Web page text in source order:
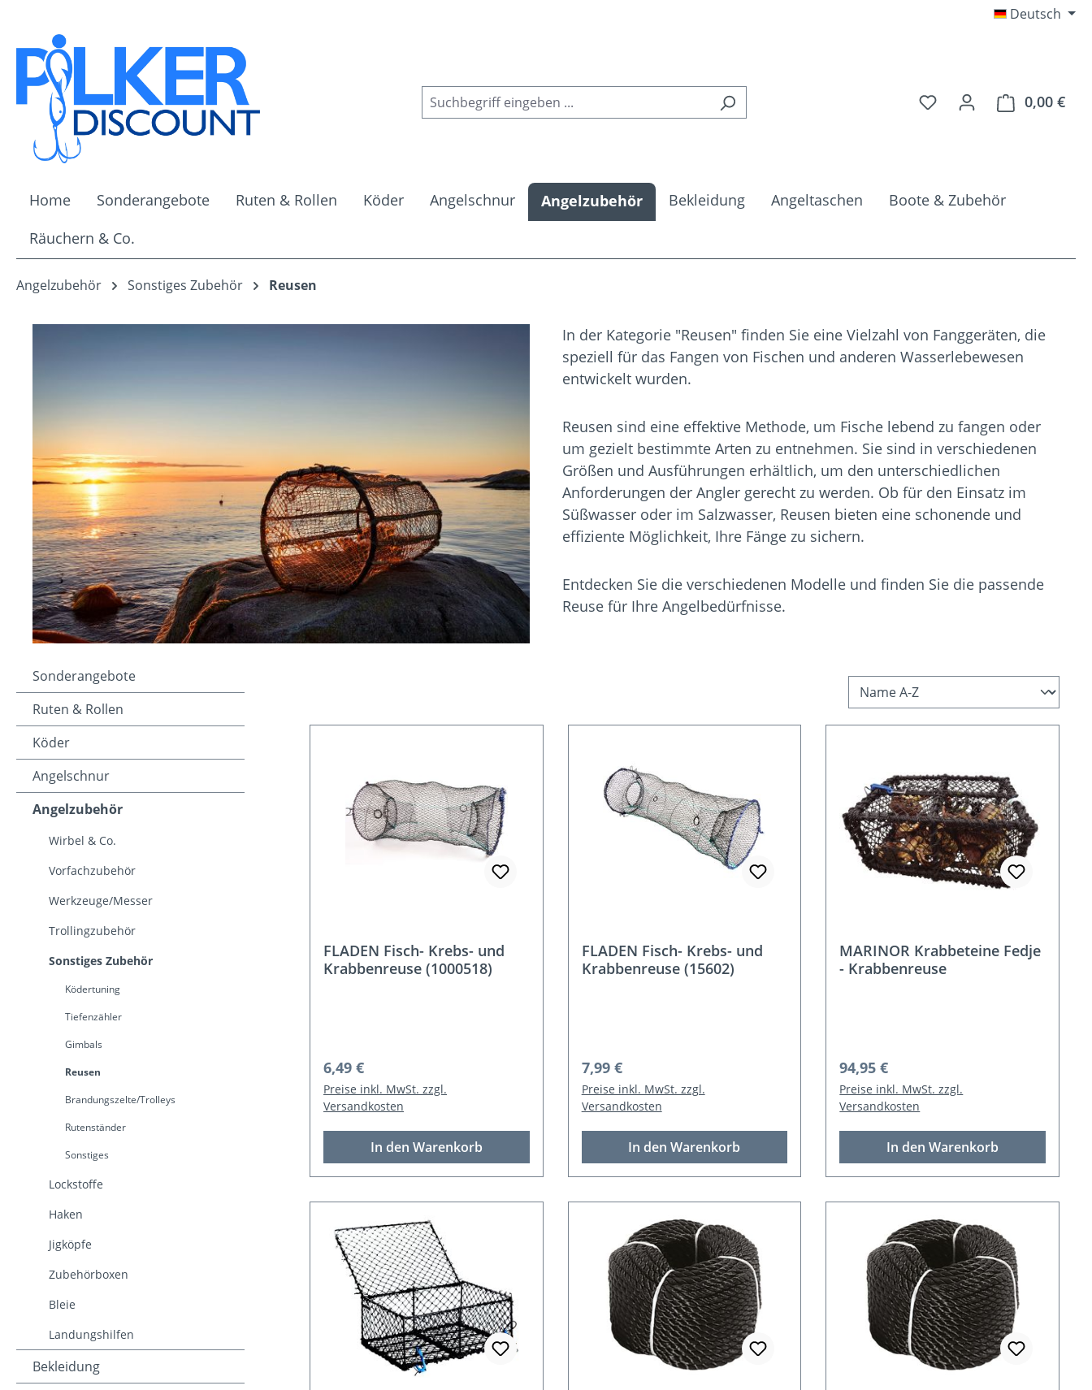
Deutsch
Du hast 0 Produkte auf
0,00 €
Home Sonderangebote Ruten & Rollen Köder Angelschnur Angelzubehör Bekleidung Angeltaschen
Boote & Zubehör
Räuchern & Co.
Angelzubehör Sonstiges Zubehör Reusen
In der Kategorie "Reusen" finden Sie eine Vielzahl von Fanggeräten, die
speziell für das Fangen von Fischen und anderen Wasserlebewesen
entwickelt wurden.
Reusen sind eine effektive Methode, um Fische lebend zu fangen oder
um gezielt bestimmte Arten zu entnehmen. Sie sind in verschiedenen
Größen und Ausführungen erhältlich, um den unterschiedlichen
Anforderungen der Angler gerecht zu werden. Ob für den Einsatz im
Süßwasser oder im Salzwasser, Reusen bieten eine schonende und
effiziente Möglichkeit, Ihre Fänge zu sichern.
Entdecken Sie die verschiedenen Modelle und finden Sie die passende
Reuse für Ihre Angelbedürfnisse.
Sonderangebote
Ruten & Rollen
Köder
Angelschnur
Angelzubehör
Wirbel & Co.
Vorfachzubehör
Werkzeuge/Messer
Trollingzubehör
Sonstiges Zubehör
Ködertuning
Tiefenzähler
Gimbals
Reusen
Brandungszelte/Trolleys
Rutenständer
Sonstiges
Lockstoffe
Haken
Jigköpfe
Zubehörboxen
Bleie
Landungshilfen
Bekleidung
FLADEN Fisch- Krebs- und
Krabbenreuse (1000518)
Regulärer Preis:
6,49 €
Preise inkl. MwSt. zzgl.
Versandkosten
In den Warenkorb
FLADEN Fisch- Krebs- und
Krabbenreuse (15602)
Regulärer Preis:
7,99 €
Preise inkl. MwSt. zzgl.
Versandkosten
In den Warenkorb
MARINOR Krabbeteine Fedje
- Krabbenreuse
Regulärer Preis:
94,95 €
Preise inkl. MwSt. zzgl.
Versandkosten
In den Warenkorb